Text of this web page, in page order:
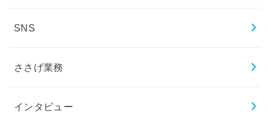
SNS
ささげ業務
インタビュー